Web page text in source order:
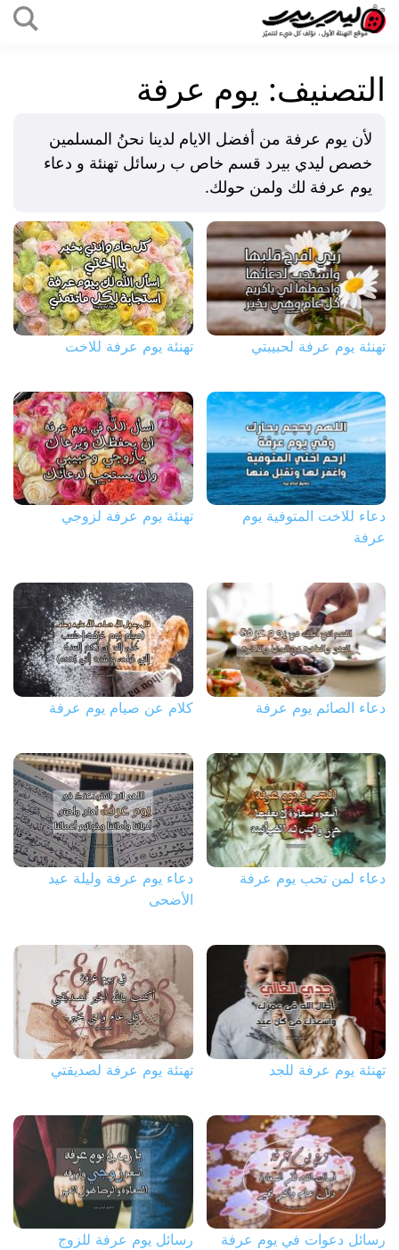
بيرد
التصنيف: يوم عرفة
لأن يوم عرفة من أفضل الايام لدينا نحنُ المسلمين
خصص ليدي بيرد قسم خاص ب رسائل تهنئة و دعاء
يوم عرفة لك ولمن حولك.
تهنئة يوم عرفة لحبيبتي تهنئة يوم عرفة للاخت
دعاء للاخت المتوفية يوم
عرفة
تهنئة يوم عرفة لزوجي
دعاء الصائم يوم عرفة كلام عن صيام يوم عرفة
دعاء لمن تحب يوم عرفة
دعاء يوم عرفة وليلة عيد
الأضحى
تهنئة يوم عرفة للجد تهنئة يوم عرفة لصديقتي
رسائل دعوات في يوم عرفة
رسائل يوم عرفة للزوج